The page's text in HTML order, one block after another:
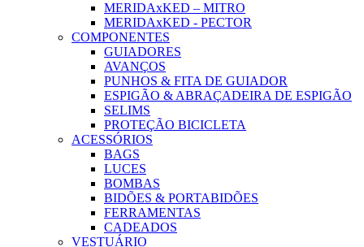
MERIDAxKED – MITRO
MERIDAxKED - PECTOR
COMPONENTES
GUIADORES
AVANÇOS
PUNHOS & FITA DE GUIADOR
ESPIGÃO & ABRAÇADEIRA DE ESPIGÃO
SELIMS
PROTEÇÃO BICICLETA
ACESSÓRIOS
BAGS
LUCES
BOMBAS
BIDÕES & PORTABIDÕES
FERRAMENTAS
CADEADOS
VESTUÁRIO